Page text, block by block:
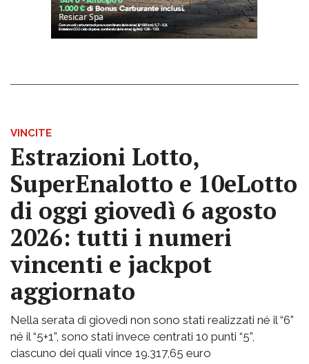
VINCITE
Estrazioni Lotto,
SuperEnalotto e 10eLotto
di oggi giovedì 6 agosto
2026: tutti i numeri
vincenti e jackpot
aggiornato
Nella serata di giovedì non sono stati realizzati né il “6”
né il “5+1”, sono stati invece centrati 10 punti “5”,
ciascuno dei quali vince 19.317,65 euro